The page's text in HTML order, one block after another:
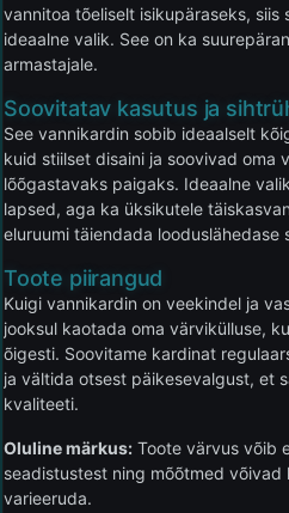
vannitoa tõeliselt isikupäraseks, siis
ideaalne valik. See on ka
armastajale.
Soovitatav kasutus ja
See vannikardin sobib ideaalselt
kuid stiilset disaini ja soovivad oma
lõõgastavaks paigaks. Ideaalne
lapsed, aga ka üksikutele
eluruumi täiendada looduslähedase
Toote piirangud
Kuigi vannikardin on veekindel ja
jooksul kaotada oma värvikülluse,
õigesti. Soovitame kardinat
ja vältida otsest päikesevalgust, et
kvaliteeti.
Oluline märkus: Toote värvus võib
seadistustest ning mõõtmed võivad
varieeruda.